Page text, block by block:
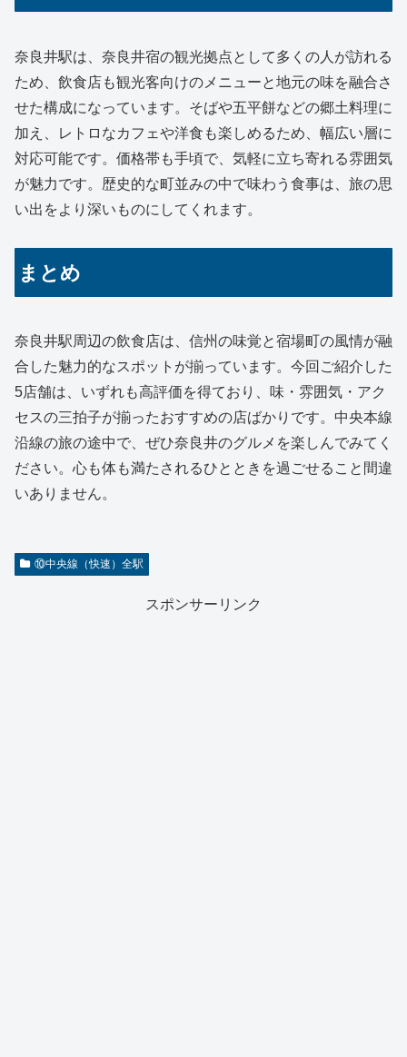
奈良井駅は、奈良井宿の観光拠点として多くの人が訪れる
ため、飲食店も観光客向けのメニューと地元の味を融合さ
せた構成になっています。そばや五平餅などの郷土料理に
加え、レトロなカフェや洋食も楽しめるため、幅広い層に
対応可能です。価格帯も手頃で、気軽に立ち寄れる雰囲気
が魅力です。歴史的な町並みの中で味わう食事は、旅の思
い出をより深いものにしてくれます。
まとめ
奈良井駅周辺の飲食店は、信州の味覚と宿場町の風情が融
合した魅力的なスポットが揃っています。今回ご紹介した
5店舗は、いずれも高評価を得ており、味・雰囲気・アク
セスの三拍子が揃ったおすすめの店ばかりです。中央本線
沿線の旅の途中で、ぜひ奈良井のグルメを楽しんでみてく
ださい。心も体も満たされるひとときを過ごせること間違
いありません。
⑩中央線（快速）全駅
スポンサーリンク